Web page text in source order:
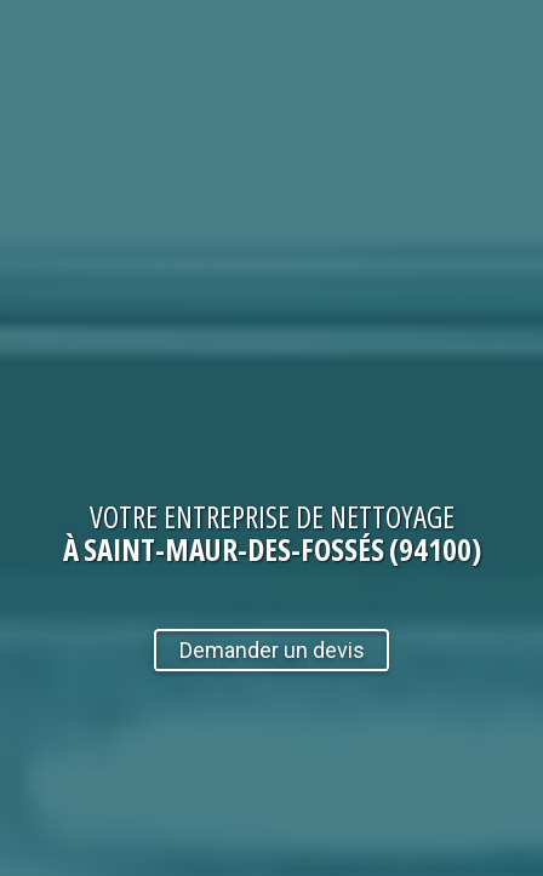
VOTRE ENTREPRISE DE NETTOYAGE
À SAINT-MAUR-DES-FOSSÉS (94100)
Demander un devis